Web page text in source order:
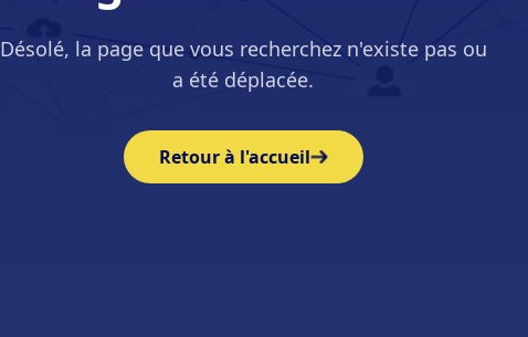
Désolé, la page que vous recherchez n'existe pas ou
a été déplacée.
Retour à l'accueil